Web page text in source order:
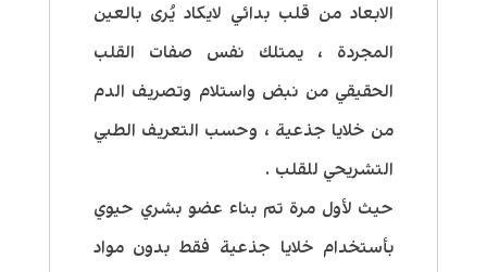
الابعاد من قلب بدائي لايكاد يُرى بالعين
المجردة ، يمتلك نفس صفات القلب
الحقيقي من نبض واستلام وتصريف الدم
من خلايا جذعية ، وحسب التعريف الطبي
التشريحي للقلب .
حيث لأول مرة تم بناء عضو بشري حيوي
بأستخدام خلايا جذعية فقط بدون مواد